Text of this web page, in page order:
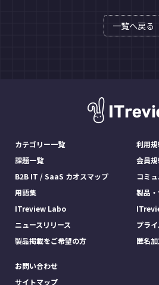
一覧へ戻る
カテゴリー一覧
課題一覧
B2B IT / SaaS カオスマップ
用語集
ITreview Labo
ニュースリリース
製品掲載をご希望の方
利用
会員
コミ
製品
プラ
匿名
お問い合わせ
サイトマップ